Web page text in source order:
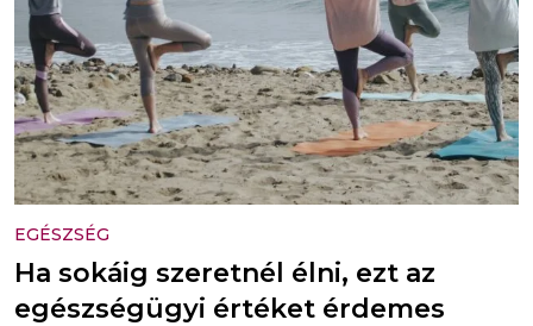
EGÉSZSÉG
Ha sokáig szeretnél élni, ezt az
egészségügyi értéket érdemes